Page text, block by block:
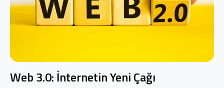
Web 3.0: İnternetin Yeni Çağı